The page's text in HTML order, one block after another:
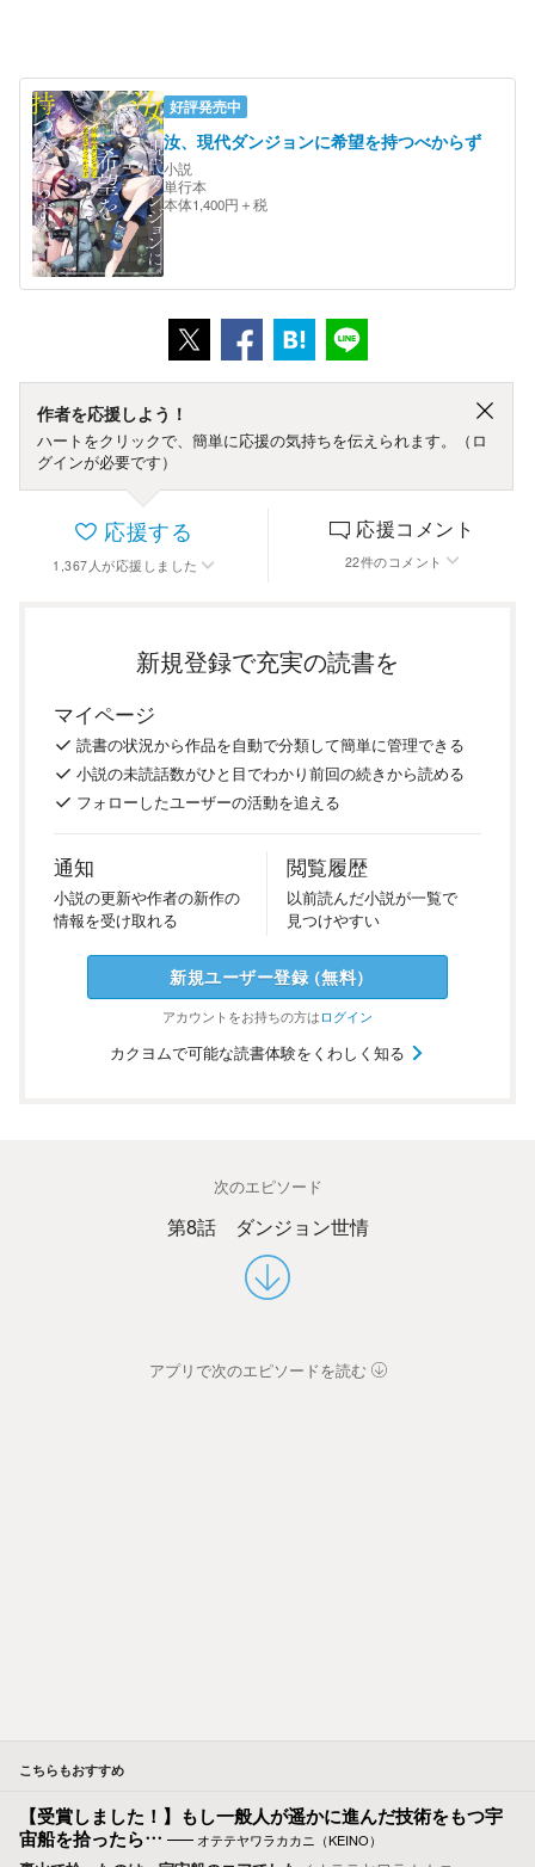
好評発売中
汝、現代ダンジョンに希望を持つべからず
小説
単行本
本体1,400円＋税
作者を応援しよう！
ハートをクリックで、簡単に応援の気持ちを伝えられます。（ロ
グインが必要です）
応援する
1,367 人が応援しました
応援コメント
22件のコメント
新規登録で充実の読書を
マイページ
読書の状況から作品を自動で分類して簡単に管理できる
小説の未読話数がひと目でわかり前回の続きから読める
フォローしたユーザーの活動を追える
通知
小説の更新や作者の新作の
情報を受け取れる
閲覧履歴
以前読んだ小説が一覧で
見つけやすい
新規ユーザー登録（無料）
アカウントをお持ちの方はログイン
カクヨムで可能な読書体験をくわしく知る
次のエピソード
第8話 ダンジョン世情
アプリで次のエピソードを読む
こちらもおすすめ
【受賞しました！】もし一般人が遥かに進んだ技術をもつ宇
宙船を拾ったら…
オテテヤワラカカニ（KEINO）